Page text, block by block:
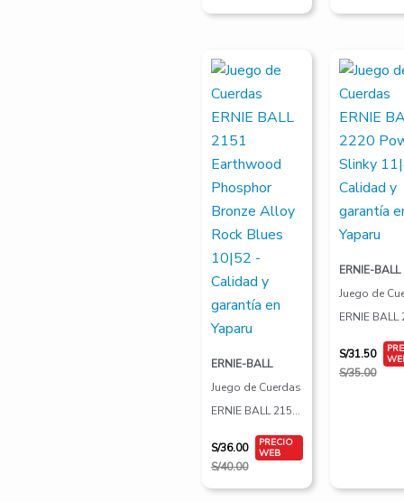
ERNIE-BALL
Juego de Cuerdas
ERNIE BALL 2151
Earthwood
Phosphor Bronze
S/40.00
precio
original
era:
S/40.00.
S/36.00
precio
es:
S/36.00.
ERNIE-BALL
Juego de
ERNIE BALL
Power Slinky
11|48
S/35.00
precio
original
era:
S/35.00.
S/31.50
precio
es:
S/31.50.